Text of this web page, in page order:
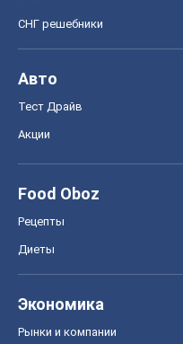
СНГ решебники
Авто
Тест Драйв
Акции
Food Oboz
Рецепты
Диеты
Экономика
Рынки и компании